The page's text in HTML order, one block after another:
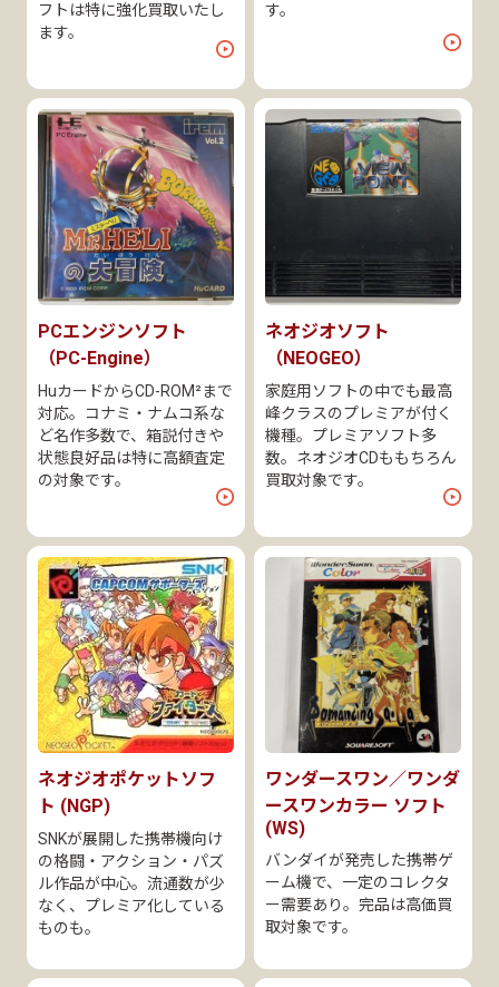
フトは特に強化買取いたし
ます。
す。
PCエンジンソフト
（PC-Engine）
HuカードからCD-ROM²まで
対応。コナミ・ナムコ系な
ど名作多数で、箱説付きや
状態良好品は特に高額査定
の対象です。
ネオジオソフト
（NEOGEO）
家庭用ソフトの中でも最高
峰クラスのプレミアが付く
機種。プレミアソフト多
数。ネオジオCDももちろん
買取対象です。
ネオジオポケットソフ
ト (NGP)
SNKが展開した携帯機向け
の格闘・アクション・パズ
ル作品が中心。流通数が少
なく、プレミア化している
ものも。
ワンダースワン／ワンダ
ースワンカラー ソフト
(WS)
バンダイが発売した携帯ゲ
ーム機で、一定のコレクタ
ー需要あり。完品は高価買
取対象です。